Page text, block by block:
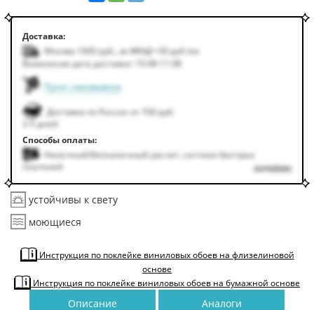
Доставка:
Москва 1000руб. за МКАД +50руб. /км
Возможная дата доставки: 10.08-11.08
Пункт самовывоза
Доставка по России от 700 руб.
2-5 дней
Способы оплаты:
Наличный/безналичный расчет, система быстрых
платежей
подробнее
устойчивы к свету
моющиеся
Инструкция по поклейке виниловых обоев на флизелиновой
основе
Инструкция по поклейке виниловых обоев на бумажной основе
Описание Аналоги